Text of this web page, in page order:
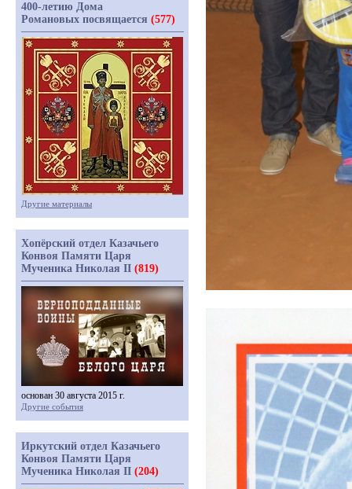
400-летию Дома
Романовых посвящается (577)
Другие материалы
Хопёрский отдел Казачьего
Конвоя Памяти Царя
Мученика Николая II (819)
основан 30 августа 2015 г.
Другие события
Иркутский отдел Казачьего
Конвоя Памяти Царя
Мученика Николая II (204)